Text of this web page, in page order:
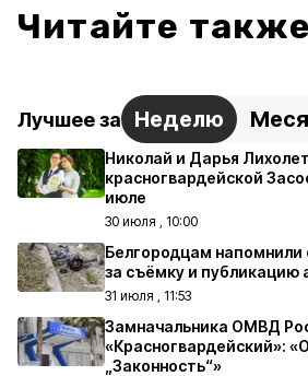
Читайте также
Лучшее за Неделю
Николай и Дарья
красногвардейской
июле
30 июля , 10:00
Белгородцам напомнили
за съёмку и публикацию
31 июля , 11:53
Замначальника ОМВД
«Красногвардейский»:
„Законность“»